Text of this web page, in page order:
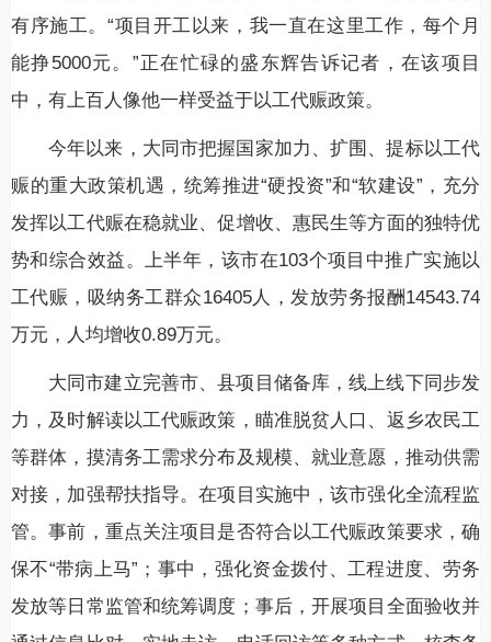
有序施工。“项目开工以来，我一直在这里工作，每个月
能挣5000元。”正在忙碌的盛东辉告诉记者，在该项目
中，有上百人像他一样受益于以工代赈政策。
今年以来，大同市把握国家加力、扩围、提标以工代
赈的重大政策机遇，统筹推进“硬投资”和“软建设”，充分
发挥以工代赈在稳就业、促增收、惠民生等方面的独特优
势和综合效益。上半年，该市在103个项目中推广实施以
工代赈，吸纳务工群众16405人，发放劳务报酬14543.74
万元，人均增收0.89万元。
大同市建立完善市、县项目储备库，线上线下同步发
力，及时解读以工代赈政策，瞄准脱贫人口、返乡农民工
等群体，摸清务工需求分布及规模、就业意愿，推动供需
对接，加强帮扶指导。在项目实施中，该市强化全流程监
管。事前，重点关注项目是否符合以工代赈政策要求，确
保不“带病上马”；事中，强化资金拨付、工程进度、劳务
发放等日常监管和统筹调度；事后，开展项目全面验收并